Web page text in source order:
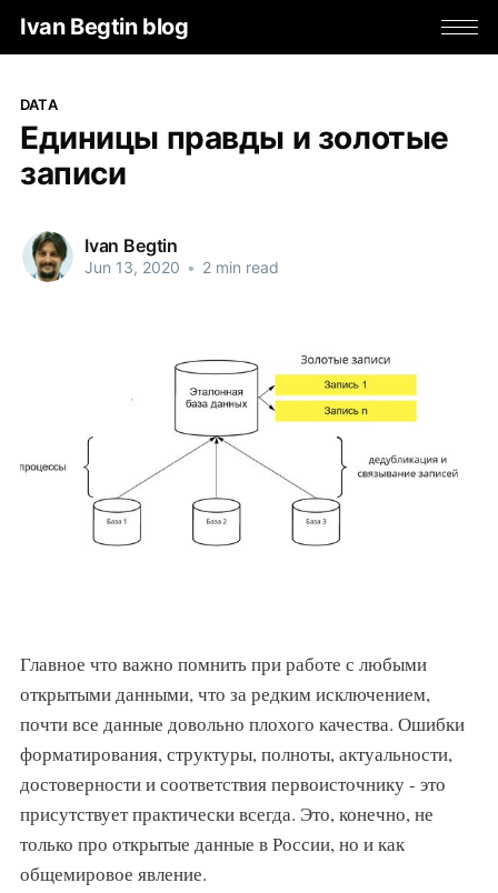
Ivan Begtin blog
DATA
Единицы правды и золотые
записи
Ivan Begtin
Jun 13, 2020 • 2 min read
Главное что важно помнить при работе с любыми
открытыми данными, что за редким исключением,
почти все данные довольно плохого качества. Ошибки
форматирования, структуры, полноты, актуальности,
достоверности и соответствия первоисточнику - это
присутствует практически всегда. Это, конечно, не
только про открытые данные в России, но и как
общемировое явление.